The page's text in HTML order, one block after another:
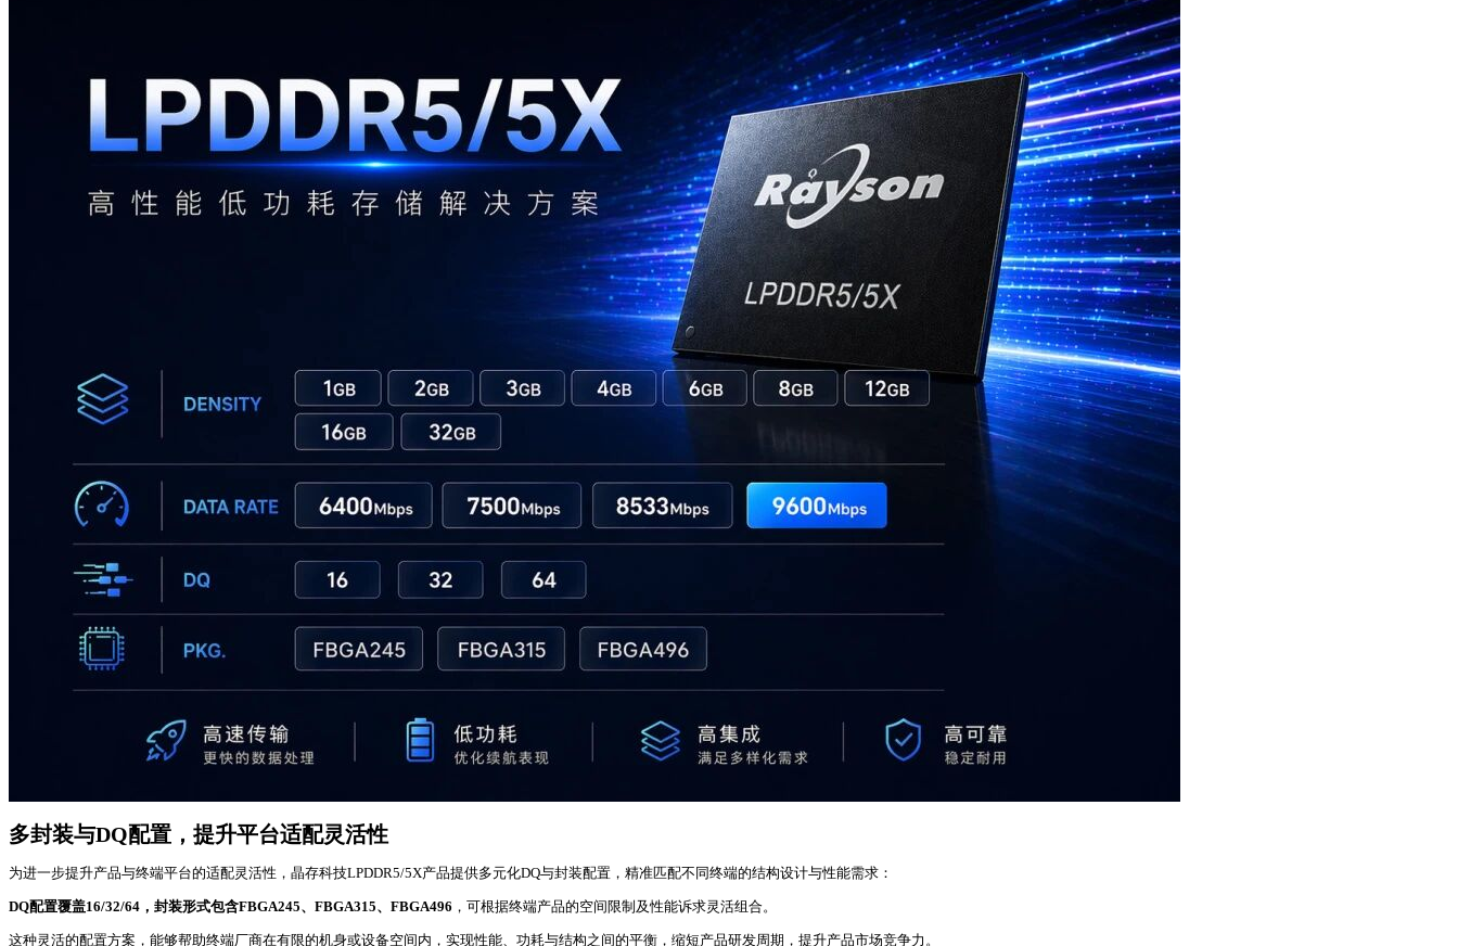
多封装与DQ配置，提升平台适配灵活性
为进一步提升产品与终端平台的适配灵活性，晶存科技LPDDR5/5X产品提供多元化DQ与封装配置，精准匹配不同终端的结构设计与性能需求：
DQ配置覆盖16/32/64，封装形式包含FBGA245、FBGA315、FBGA496 ，可根据终端产品的空间限制及性能诉求灵活组合。
这种灵活的配置方案，能够帮助终端厂商在有限的机身或设备空间内，实现性能、功耗与结构之间的平衡，缩短产品研发周期，提升产品市场竞争力。